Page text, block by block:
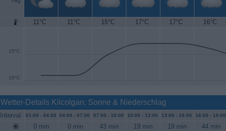
11°C 11°C 15°C 17°C 17°C 16°C
10°C
15°C
20°C
Wetter-Details Kilcolgan: Sonne & Niederschlag
Interval 01:00 - 04:00 04:00 - 07:00 07:00 - 10:00 10:00 - 13:00 13:00 - 16:00 16:00 - 19:00
0 min 0 min 43 min 19 min 19 min 44 min